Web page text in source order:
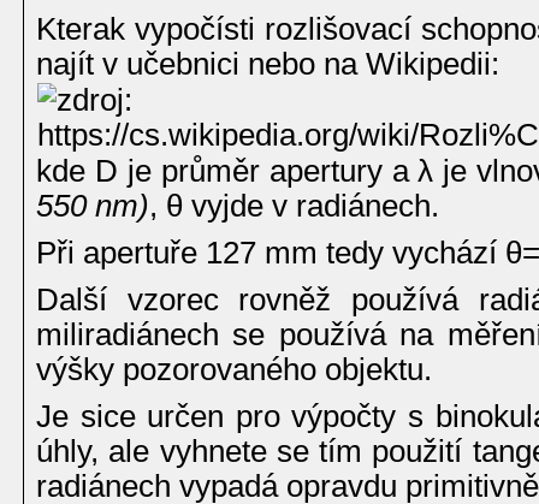
Kterak vypočísti rozlišovací
najít v učebnici nebo na Wikipedii:
kde D je průměr apertury a λ je
550 nm), θ vyjde v radiánech.
Při apertuře 127 mm tedy vychází
Další vzorec rovněž používá
miliradiánech se používá na
výšky pozorovaného objektu.
Je sice určen pro výpočty s
úhly, ale vyhnete se tím použití
radiánech vypadá opravdu